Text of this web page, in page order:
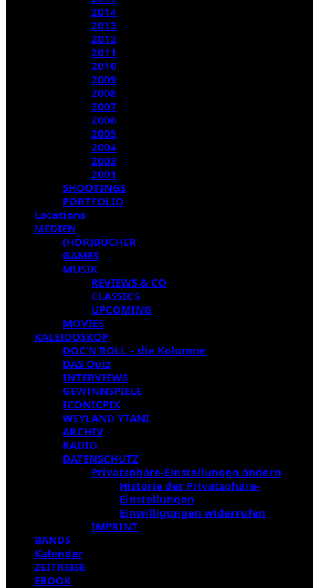
2014
2013
2012
2011
2010
2009
2008
2007
2006
2005
2004
2003
2001
SHOOTINGS
PORTFOLIO
Locations
MEDIEN
(HÖR)BÜCHER
GAMES
MUSIK
REVIEWS & CO
CLASSICS
UPCOMING
MOVIES
KALEIDOSKOP
DOC’N’ROLL – die Kolumne
DAS Quiz
INTERVIEWS
GEWINNSPIELE
ICONICPIX
WEYLAND YTANI
ARCHIV
RADIO
DATENSCHUTZ
Privatsphäre-Einstellungen ändern
Historie der Privatsphäre-
Einstellungen
Einwilligungen widerrufen
IMPRINT
BANDS
Kalender
ZEITREISE
EBOOK